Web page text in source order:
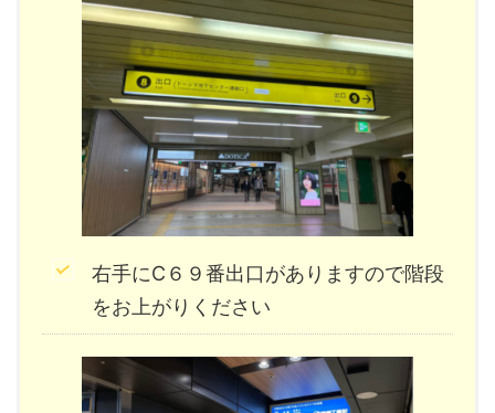
右手にC６９番出口がありますので階段
をお上がりください